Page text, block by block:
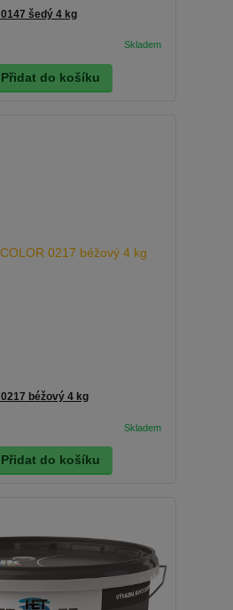
šedý 4 kg
Přidat do košíku
béžový 4 kg
Přidat do košíku